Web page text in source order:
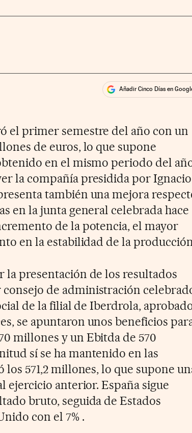
Añadir Cinco Días en
el primer semestre del año con un
de euros, lo que supone
en el mismo periodo del
la compañía presidida por Ignacio
también una mejora
en la junta general celebrada hace
de la potencia, el mayor
en la estabilidad de la
presentación de los resultados
de administración
de la filial de Iberdrola,
se apuntaron unos beneficios
millones y un Ebitda de 570
sí se ha mantenido en las
los 571,2 millones, lo que supone
ejercicio anterior. España sigue
bruto, seguida de Estados
con el 7% .